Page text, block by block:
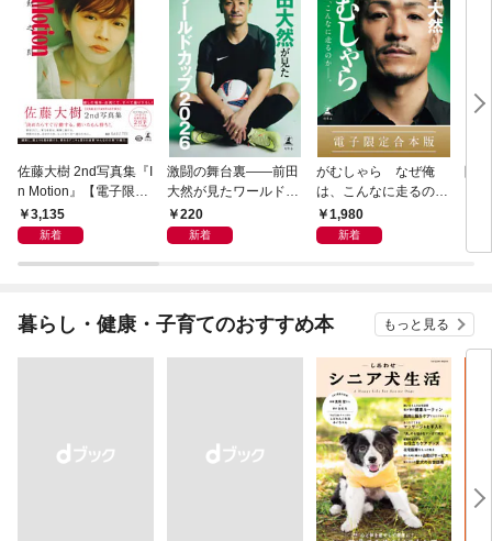
佐藤大樹 2nd写真集『I
n Motion』【電子限定
動画特典付き】
3,135
新着
激闘の舞台裏――前田
大然が見たワールドカ
ップ2026
220
新着
がむしゃら なぜ俺
は、こんなに走るのか
——。【電子限定合本
版】
1,980
新着
暮らし・健康・子育てのおすすめ本 もっと見る